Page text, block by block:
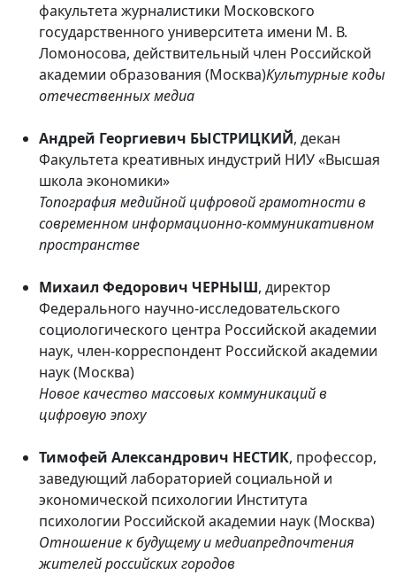
факультета журналистики Московского
государственного университета имени М. В.
Ломоносова, действительный член Российской
академии образования (Москва)Культурные коды
отечественных медиа
Андрей Георгиевич БЫСТРИЦКИЙ, декан
Факультета креативных индустрий НИУ «Высшая
школа экономики»
Топография медийной цифровой грамотности в
современном информационно-коммуникативном
пространстве
Михаил Федорович ЧЕРНЫШ, директор
Федерального научно-исследовательского
социологического центра Российской академии
наук, член-корреспондент Российской академии
наук (Москва)
Новое качество массовых коммуникаций в
цифровую эпоху
Тимофей Александрович НЕСТИК, профессор,
заведующий лабораторией социальной и
экономической психологии Института
психологии Российской академии наук (Москва)
Отношение к будущему и медиапредпочтения
жителей российских городов